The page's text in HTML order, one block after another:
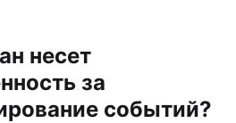
несет
за
событий?